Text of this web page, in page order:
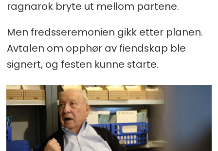
ragnarok bryte ut mellom partene.
Men fredsseremonien gikk etter planen.
Avtalen om opphør av fiendskap ble
signert, og festen kunne starte.